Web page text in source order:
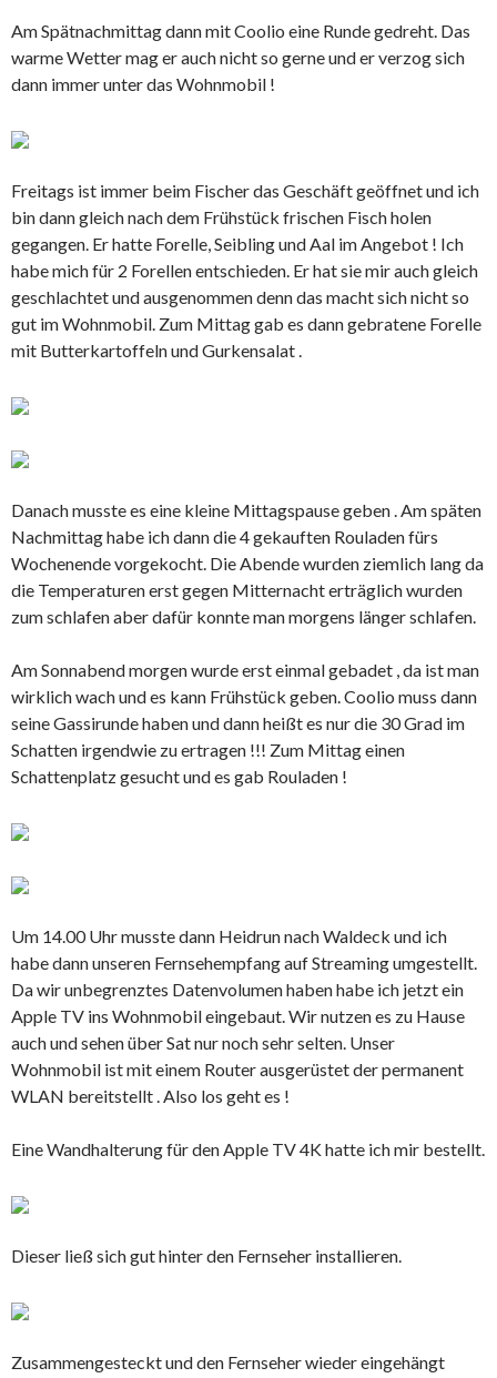
Am Spätnachmittag dann mit Coolio eine Runde gedreht. Das
warme Wetter mag er auch nicht so gerne und er verzog sich
dann immer unter das Wohnmobil !
Freitags ist immer beim Fischer das Geschäft geöffnet und ich
bin dann gleich nach dem Frühstück frischen Fisch holen
gegangen. Er hatte Forelle, Seibling und Aal im Angebot ! Ich
habe mich für 2 Forellen entschieden. Er hat sie mir auch gleich
geschlachtet und ausgenommen denn das macht sich nicht so
gut im Wohnmobil. Zum Mittag gab es dann gebratene Forelle
mit Butterkartoffeln und Gurkensalat .
Danach musste es eine kleine Mittagspause geben . Am späten
Nachmittag habe ich dann die 4 gekauften Rouladen fürs
Wochenende vorgekocht. Die Abende wurden ziemlich lang da
die Temperaturen erst gegen Mitternacht erträglich wurden
zum schlafen aber dafür konnte man morgens länger schlafen.
Am Sonnabend morgen wurde erst einmal gebadet , da ist man
wirklich wach und es kann Frühstück geben. Coolio muss dann
seine Gassirunde haben und dann heißt es nur die 30 Grad im
Schatten irgendwie zu ertragen !!! Zum Mittag einen
Schattenplatz gesucht und es gab Rouladen !
Um 14.00 Uhr musste dann Heidrun nach Waldeck und ich
habe dann unseren Fernsehempfang auf Streaming umgestellt.
Da wir unbegrenztes Datenvolumen haben habe ich jetzt ein
Apple TV ins Wohnmobil eingebaut. Wir nutzen es zu Hause
auch und sehen über Sat nur noch sehr selten. Unser
Wohnmobil ist mit einem Router ausgerüstet der permanent
WLAN bereitstellt . Also los geht es !
Eine Wandhalterung für den Apple TV 4K hatte ich mir bestellt.
Dieser ließ sich gut hinter den Fernseher installieren.
Zusammengesteckt und den Fernseher wieder eingehängt